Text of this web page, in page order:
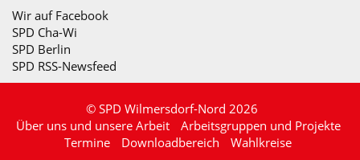
Wir auf Facebook
SPD Cha-Wi
SPD Berlin
SPD RSS-Newsfeed
© SPD Wilmersdorf-Nord 2026
Über uns und unsere Arbeit
Arbeitsgruppen und Projekte
Termine
Downloadbereich Wahlkreise